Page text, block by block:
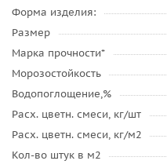
Форма изделия:
Размер
Марка прочности*
Морозостойкость
Водопоглощение,%
Расх. цветн. смеси, кг/шт
Расх. цветн. смеси, кг/м2
Кол-во штук в м2